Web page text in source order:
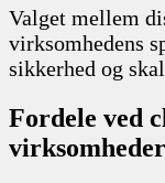
Valget mellem
virksomhedens
sikkerhed og
Fordele ved
virksomheder